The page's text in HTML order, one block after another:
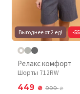
Выгоднее от 2 ед! -
Релакс комфорт
Шорты 712RW
449 ₴ 999₴